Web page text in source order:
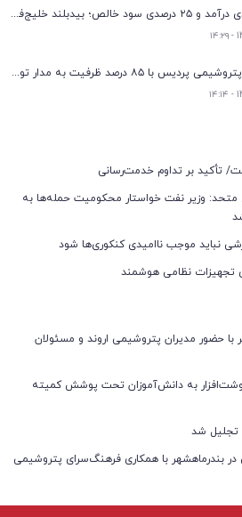
رشد ۴۹ درصدی درآمد و ۲۵ درصدی سود خالص؛ بیدبلند خلیج‌فارس سال ۱۴۰۴ را با رکوردهای جدید به پایان رساند
فازهای ۱ و ۲ پتروشیمی پردیس با ۸۵ درصد ظرفیت به مدار تولید بازگشتند
تأکید بر تداوم خدمت‌رسانی
متحد: وزیر نفت خواستار محکومیت حمله‌ها به
نباید موجب ناامیدی کنکوری‌ها شود
تجهیزات نظامی هوشمند
با حضور مدیران پتروشیمی اروند و مسئولان
۹۸۵ بسته نوشت‌افزار به دانش‌آموزان تحت پوشش کمیته
تجلیل شد
بندرماهشهر با همکاری فرهنگ‌سرای پتروشیمی